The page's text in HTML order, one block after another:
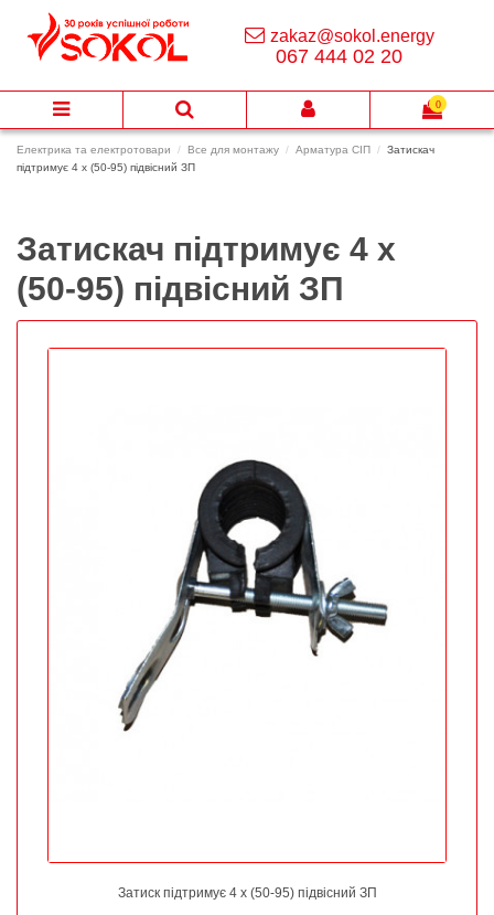
Електрика та електротовари Все для монтажу Арматура СІП
Затискач
підтримує 4 х (50-95) підвісний ЗП
Затискач підтримує 4 х
(50-95) підвісний ЗП
Затиск підтримує 4 х (50-95) підвісний ЗП
zakaz@sokol.energy
067 444 02 20
0